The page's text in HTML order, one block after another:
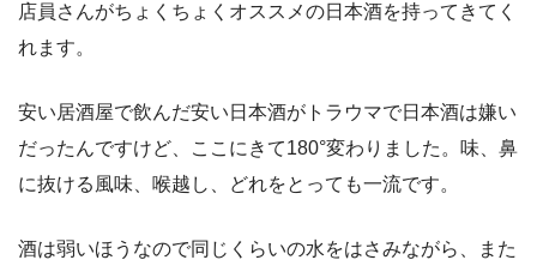
店員さんがちょくちょくオススメの日本酒を持ってきてく
れます。
安い居酒屋で飲んだ安い日本酒がトラウマで日本酒は嫌い
だったんですけど、ここにきて180°変わりました。味、鼻
に抜ける風味、喉越し、どれをとっても一流です。
酒は弱いほうなので同じくらいの水をはさみながら、また